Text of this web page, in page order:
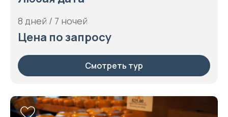
8 дней / 7 ночей
Цена по запросу
Смотреть тур